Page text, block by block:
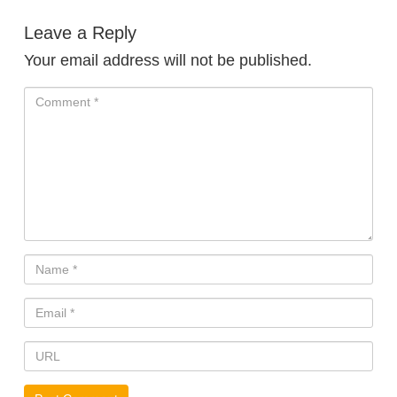
Leave a Reply
Your email address will not be published.